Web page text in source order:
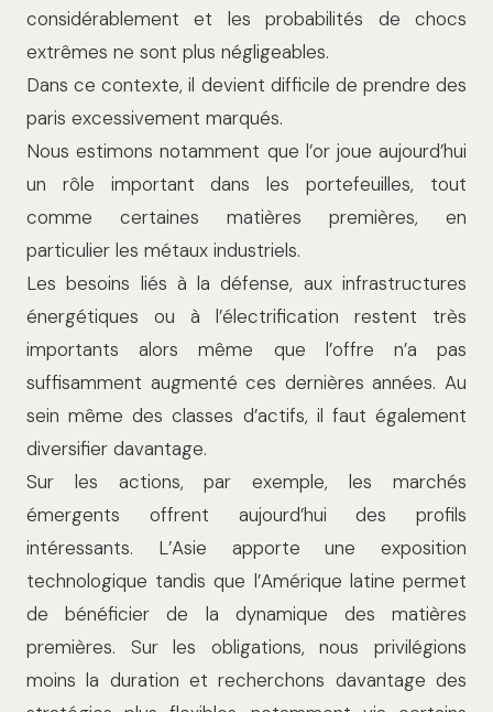
considérablement et les probabilités de chocs
extrêmes ne sont plus négligeables.
Dans ce contexte, il devient difficile de prendre des
paris excessivement marqués.
Nous estimons notamment que l’or joue aujourd’hui
un rôle important dans les portefeuilles, tout
comme certaines matières premières, en
particulier les métaux industriels.
Les besoins liés à la défense, aux infrastructures
énergétiques ou à l’électrification restent très
importants alors même que l’offre n’a pas
suffisamment augmenté ces dernières années. Au
sein même des classes d’actifs, il faut également
diversifier davantage.
Sur les actions, par exemple, les marchés
émergents offrent aujourd’hui des profils
intéressants. L’Asie apporte une exposition
technologique tandis que l’Amérique latine permet
de bénéficier de la dynamique des matières
premières. Sur les obligations, nous privilégions
moins la duration et recherchons davantage des